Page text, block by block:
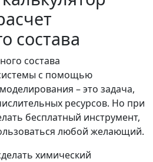
состава
состава
с помощью
– это задача,
ресурсов. Но при
бесплатный инструмент,
любой желающий.
химический